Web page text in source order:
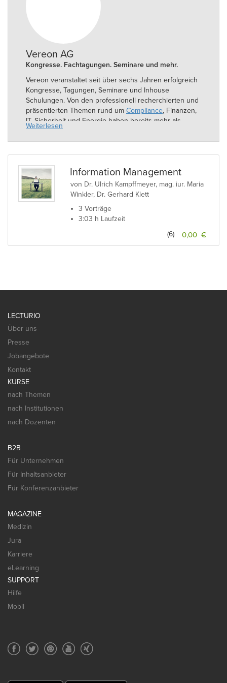
Vereon AG
Kongresse. Fachtagungen. Seminare und mehr.
Vereon veranstaltet seit über sechs Jahren erfolgreich
Kongresse, Tagungen, Seminare und Inhouse
Schulungen. Von den professionell recherchierten und
präsentierten Themen rund um Compliance, Finanzen,
IT, Sicherheit und Energie haben bereits mehr als
12000 Führungskräfte aus ganz Europa profitieren
können. Wir haben unserOhram Markt und erweitern
Weiterlesen
Information Management
von Dr. Ulrich Kampffmeyer, mag. iur. Maria
Winkler, Dr. Gerhard Klett
3 Vorträge
3:03 h Laufzeit
0,00 €
(6)
LECTURIO
Über uns
Presse
Jobangebote
Kontakt
KURSE
nach Themen
nach Institutionen
nach Dozenten
B2B
Für Unternehmen
Für Inhaltsanbieter
Für Konferenzanbieter
MAGAZINE
Medizin
Jura
Karriere
eLearning
SUPPORT
Hilfe
Mobil